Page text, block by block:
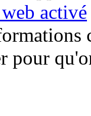
activé
pour